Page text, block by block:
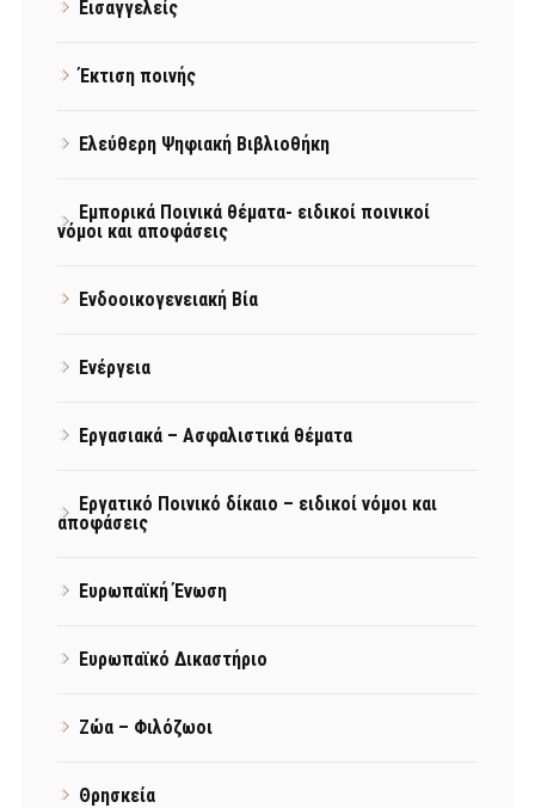
Εισαγγελείς
Έκτιση ποινής
Ελεύθερη Ψηφιακή Βιβλιοθήκη
Εμπορικά Ποινικά θέματα- ειδικοί ποινικοί
νόμοι και αποφάσεις
Ενδοοικογενειακή Βία
Ενέργεια
Εργασιακά – Ασφαλιστικά θέματα
Εργατικό Ποινικό δίκαιο – ειδικοί νόμοι και
αποφάσεις
Ευρωπαϊκή Ένωση
Ευρωπαϊκό Δικαστήριο
Ζώα – Φιλόζωοι
Θρησκεία